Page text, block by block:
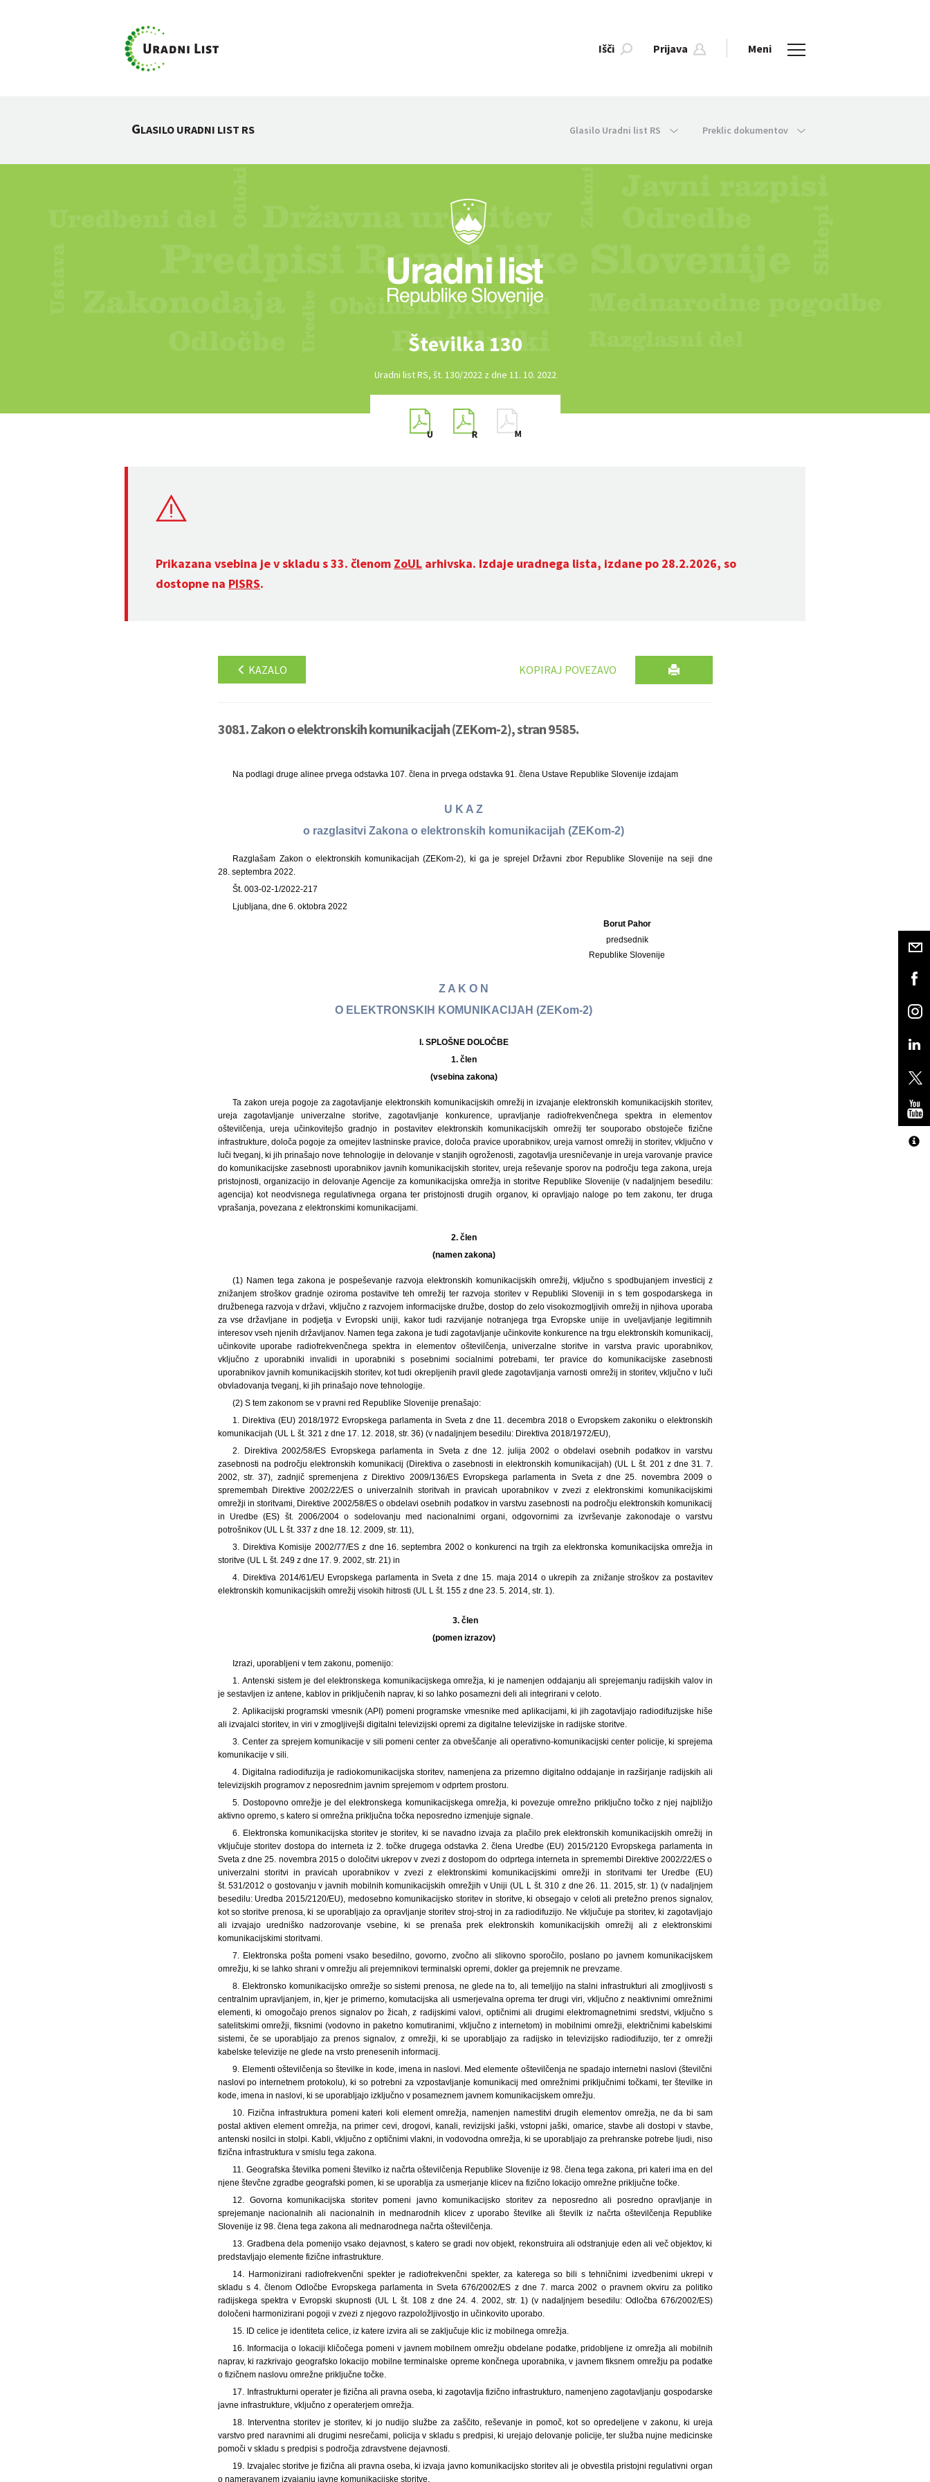
Išči Prijava Meni
GLASILO URADNI LIST RS Glasilo Uradni list RS Preklic dokumentov
Številka 130
Uradni list RS, št. 130/2022 z dne 11. 10. 2022
Prikazana vsebina je v skladu s 33. členom ZoUL arhivska. Izdaje uradnega lista, izdane po 28.2.2026, so
dostopne na PISRS.
KAZALO KOPIRAJ POVEZAVO
3081. Zakon o elektronskih komunikacijah (ZEKom-2), stran 9585.
Na podlagi druge alinee prvega odstavka 107. člena in prvega odstavka 91. člena Ustave Republike Slovenije izdajam
U K A Z
o razglasitvi Zakona o elektronskih komunikacijah (ZEKom-2)
Razglašam Zakon o elektronskih komunikacijah (ZEKom-2), ki ga je sprejel Državni zbor Republike Slovenije na seji dne
28. septembra 2022.
Št. 003-02-1/2022-217
Ljubljana, dne 6. oktobra 2022
Borut Pahor
predsednik
Republike Slovenije
Z A K O N
O ELEKTRONSKIH KOMUNIKACIJAH (ZEKom-2)
I. SPLOŠNE DOLOČBE
1. člen
(vsebina zakona)
Ta zakon ureja pogoje za zagotavljanje elektronskih komunikacijskih omrežij in izvajanje elektronskih komunikacijskih storitev,
ureja zagotavljanje univerzalne storitve, zagotavljanje konkurence, upravljanje radiofrekvenčnega spektra in elementov
oštevilčenja, ureja učinkovitejšo gradnjo in postavitev elektronskih komunikacijskih omrežij ter souporabo obstoječe fizične
infrastrukture, določa pogoje za omejitev lastninske pravice, določa pravice uporabnikov, ureja varnost omrežij in storitev, vključno v
luči tveganj, ki jih prinašajo nove tehnologije in delovanje v stanjih ogroženosti, zagotavlja uresničevanje in ureja varovanje pravice
do komunikacijske zasebnosti uporabnikov javnih komunikacijskih storitev, ureja reševanje sporov na področju tega zakona, ureja
pristojnosti, organizacijo in delovanje Agencije za komunikacijska omrežja in storitve Republike Slovenije (v nadaljnjem besedilu:
agencija) kot neodvisnega regulativnega organa ter pristojnosti drugih organov, ki opravljajo naloge po tem zakonu, ter druga
vprašanja, povezana z elektronskimi komunikacijami.
2. člen
(namen zakona)
(1) Namen tega zakona je pospeševanje razvoja elektronskih komunikacijskih omrežij, vključno s spodbujanjem investicij z
znižanjem stroškov gradnje oziroma postavitve teh omrežij ter razvoja storitev v Republiki Sloveniji in s tem gospodarskega in
družbenega razvoja v državi, vključno z razvojem informacijske družbe, dostop do zelo visokozmogljivih omrežij in njihova uporaba
za vse državljane in podjetja v Evropski uniji, kakor tudi razvijanje notranjega trga Evropske unije in uveljavljanje legitimnih
interesov vseh njenih državljanov. Namen tega zakona je tudi zagotavljanje učinkovite konkurence na trgu elektronskih komunikacij,
učinkovite uporabe radiofrekvenčnega spektra in elementov oštevilčenja, univerzalne storitve in varstva pravic uporabnikov,
vključno z uporabniki invalidi in uporabniki s posebnimi socialnimi potrebami, ter pravice do komunikacijske zasebnosti
uporabnikov javnih komunikacijskih storitev, kot tudi okrepljenih pravil glede zagotavljanja varnosti omrežij in storitev, vključno v luči
obvladovanja tveganj, ki jih prinašajo nove tehnologije.
(2) S tem zakonom se v pravni red Republike Slovenije prenašajo:
1. Direktiva (EU) 2018/1972 Evropskega parlamenta in Sveta z dne 11. decembra 2018 o Evropskem zakoniku o elektronskih
komunikacijah (UL L št. 321 z dne 17. 12. 2018, str. 36) (v nadaljnjem besedilu: Direktiva 2018/1972/EU),
2. Direktiva 2002/58/ES Evropskega parlamenta in Sveta z dne 12. julija 2002 o obdelavi osebnih podatkov in varstvu
zasebnosti na področju elektronskih komunikacij (Direktiva o zasebnosti in elektronskih komunikacijah) (UL L št. 201 z dne 31. 7.
2002, str. 37), zadnjič spremenjena z Direktivo 2009/136/ES Evropskega parlamenta in Sveta z dne 25. novembra 2009 o
spremembah Direktive 2002/22/ES o univerzalnih storitvah in pravicah uporabnikov v zvezi z elektronskimi komunikacijskimi
omrežji in storitvami, Direktive 2002/58/ES o obdelavi osebnih podatkov in varstvu zasebnosti na področju elektronskih komunikacij
in Uredbe (ES) št. 2006/2004 o sodelovanju med nacionalnimi organi, odgovornimi za izvrševanje zakonodaje o varstvu
potrošnikov (UL L št. 337 z dne 18. 12. 2009, str. 11),
3. Direktiva Komisije 2002/77/ES z dne 16. septembra 2002 o konkurenci na trgih za elektronska komunikacijska omrežja in
storitve (UL L št. 249 z dne 17. 9. 2002, str. 21) in
4. Direktiva 2014/61/EU Evropskega parlamenta in Sveta z dne 15. maja 2014 o ukrepih za znižanje stroškov za postavitev
elektronskih komunikacijskih omrežij visokih hitrosti (UL L št. 155 z dne 23. 5. 2014, str. 1).
3. člen
(pomen izrazov)
Izrazi, uporabljeni v tem zakonu, pomenijo:
1. Antenski sistem je del elektronskega komunikacijskega omrežja, ki je namenjen oddajanju ali sprejemanju radijskih valov in
je sestavljen iz antene, kablov in priključenih naprav, ki so lahko posamezni deli ali integrirani v celoto.
2. Aplikacijski programski vmesnik (API) pomeni programske vmesnike med aplikacijami, ki jih zagotavljajo radiodifuzijske hiše
ali izvajalci storitev, in viri v zmogljivejši digitalni televizijski opremi za digitalne televizijske in radijske storitve.
3. Center za sprejem komunikacije v sili pomeni center za obveščanje ali operativno-komunikacijski center policije, ki sprejema
komunikacije v sili.
4. Digitalna radiodifuzija je radiokomunikacijska storitev, namenjena za prizemno digitalno oddajanje in razširjanje radijskih ali
televizijskih programov z neposrednim javnim sprejemom v odprtem prostoru.
5. Dostopovno omrežje je del elektronskega komunikacijskega omrežja, ki povezuje omrežno priključno točko z njej najbližjo
aktivno opremo, s katero si omrežna priključna točka neposredno izmenjuje signale.
6. Elektronska komunikacijska storitev je storitev, ki se navadno izvaja za plačilo prek elektronskih komunikacijskih omrežij in
vključuje storitev dostopa do interneta iz 2. točke drugega odstavka 2. člena Uredbe (EU) 2015/2120 Evropskega parlamenta in
Sveta z dne 25. novembra 2015 o določitvi ukrepov v zvezi z dostopom do odprtega interneta in spremembi Direktive 2002/22/ES o
univerzalni storitvi in pravicah uporabnikov v zvezi z elektronskimi komunikacijskimi omrežji in storitvami ter Uredbe (EU)
št. 531/2012 o gostovanju v javnih mobilnih komunikacijskih omrežjih v Uniji (UL L št. 310 z dne 26. 11. 2015, str. 1) (v nadaljnjem
besedilu: Uredba 2015/2120/EU), medosebno komunikacijsko storitev in storitve, ki obsegajo v celoti ali pretežno prenos signalov,
kot so storitve prenosa, ki se uporabljajo za opravljanje storitev stroj-stroj in za radiodifuzijo. Ne vključuje pa storitev, ki zagotavljajo
ali izvajajo uredniško nadzorovanje vsebine, ki se prenaša prek elektronskih komunikacijskih omrežij ali z elektronskimi
komunikacijskimi storitvami.
7. Elektronska pošta pomeni vsako besedilno, govorno, zvočno ali slikovno sporočilo, poslano po javnem komunikacijskem
omrežju, ki se lahko shrani v omrežju ali prejemnikovi terminalski opremi, dokler ga prejemnik ne prevzame.
8. Elektronsko komunikacijsko omrežje so sistemi prenosa, ne glede na to, ali temeljijo na stalni infrastrukturi ali zmogljivosti s
centralnim upravljanjem, in, kjer je primerno, komutacijska ali usmerjevalna oprema ter drugi viri, vključno z neaktivnimi omrežnimi
elementi, ki omogočajo prenos signalov po žicah, z radijskimi valovi, optičnimi ali drugimi elektromagnetnimi sredstvi, vključno s
satelitskimi omrežji, fiksnimi (vodovno in paketno komutiranimi, vključno z internetom) in mobilnimi omrežji, električnimi kabelskimi
sistemi, če se uporabljajo za prenos signalov, z omrežji, ki se uporabljajo za radijsko in televizijsko radiodifuzijo, ter z omrežji
kabelske televizije ne glede na vrsto prenesenih informacij.
9. Elementi oštevilčenja so številke in kode, imena in naslovi. Med elemente oštevilčenja ne spadajo internetni naslovi (številčni
naslovi po internetnem protokolu), ki so potrebni za vzpostavljanje komunikacij med omrežnimi priključnimi točkami, ter številke in
kode, imena in naslovi, ki se uporabljajo izključno v posameznem javnem komunikacijskem omrežju.
10. Fizična infrastruktura pomeni kateri koli element omrežja, namenjen namestitvi drugih elementov omrežja, ne da bi sam
postal aktiven element omrežja, na primer cevi, drogovi, kanali, revizijski jaški, vstopni jaški, omarice, stavbe ali dostopi v stavbe,
antenski nosilci in stolpi. Kabli, vključno z optičnimi vlakni, in vodovodna omrežja, ki se uporabljajo za prehranske potrebe ljudi, niso
fizična infrastruktura v smislu tega zakona.
11. Geografska številka pomeni številko iz načrta oštevilčenja Republike Slovenije iz 98. člena tega zakona, pri kateri ima en del
njene števčne zgradbe geografski pomen, ki se uporablja za usmerjanje klicev na fizično lokacijo omrežne priključne točke.
12. Govorna komunikacijska storitev pomeni javno komunikacijsko storitev za neposredno ali posredno opravljanje in
sprejemanje nacionalnih ali nacionalnih in mednarodnih klicev z uporabo številke ali številk iz načrta oštevilčenja Republike
Slovenije iz 98. člena tega zakona ali mednarodnega načrta oštevilčenja.
13. Gradbena dela pomenijo vsako dejavnost, s katero se gradi nov objekt, rekonstruira ali odstranjuje eden ali več objektov, ki
predstavljajo elemente fizične infrastrukture.
14. Harmonizirani radiofrekvenčni spekter je radiofrekvenčni spekter, za katerega so bili s tehničnimi izvedbenimi ukrepi v
skladu s 4. členom Odločbe Evropskega parlamenta in Sveta 676/2002/ES z dne 7. marca 2002 o pravnem okviru za politiko
radijskega spektra v Evropski skupnosti (UL L št. 108 z dne 24. 4. 2002, str. 1) (v nadaljnjem besedilu: Odločba 676/2002/ES)
določeni harmonizirani pogoji v zvezi z njegovo razpoložljivostjo in učinkovito uporabo.
15. ID celice je identiteta celice, iz katere izvira ali se zaključuje klic iz mobilnega omrežja.
16. Informacija o lokaciji kličočega pomeni v javnem mobilnem omrežju obdelane podatke, pridobljene iz omrežja ali mobilnih
naprav, ki razkrivajo geografsko lokacijo mobilne terminalske opreme končnega uporabnika, v javnem fiksnem omrežju pa podatke
o fizičnem naslovu omrežne priključne točke.
17. Infrastrukturni operater je fizična ali pravna oseba, ki zagotavlja fizično infrastrukturo, namenjeno zagotavljanju gospodarske
javne infrastrukture, vključno z operaterjem omrežja.
18. Interventna storitev je storitev, ki jo nudijo službe za zaščito, reševanje in pomoč, kot so opredeljene v zakonu, ki ureja
varstvo pred naravnimi ali drugimi nesrečami, policija v skladu s predpisi, ki urejajo delovanje policije, ter služba nujne medicinske
pomoči v skladu s predpisi s področja zdravstvene dejavnosti.
19. Izvajalec storitve je fizična ali pravna oseba, ki izvaja javno komunikacijsko storitev ali je obvestila pristojni regulativni organ
o nameravanem izvajanju javne komunikacijske storitve.